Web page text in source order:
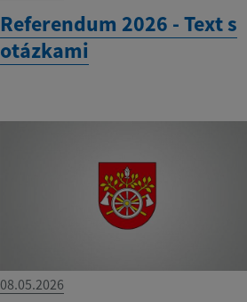
Referendum 2026 - Text s
otázkami
08.05.2026